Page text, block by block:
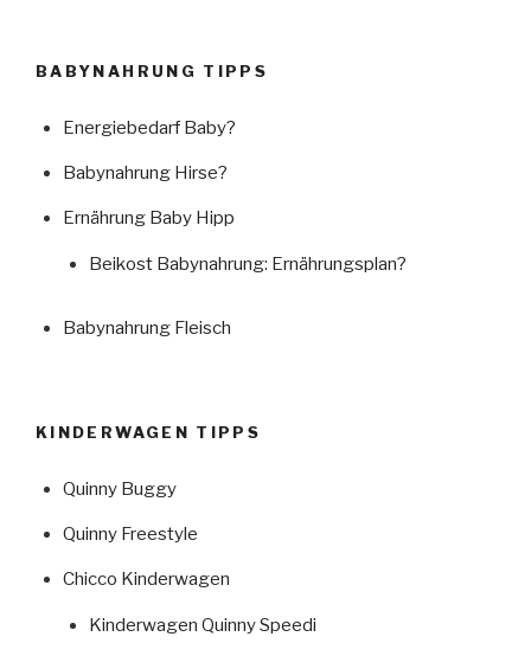
nach…”
BABYNAHRUNG TIPPS
Energiebedarf Baby?
Babynahrung Hirse?
Ernährung Baby Hipp
Beikost Babynahrung: Ernährungsplan?
Babynahrung Fleisch
KINDERWAGEN TIPPS
Quinny Buggy
Quinny Freestyle
Chicco Kinderwagen
Kinderwagen Quinny Speedi